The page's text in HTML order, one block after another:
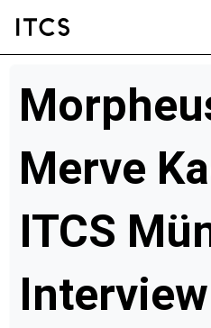
Merve
ITCS
Interview